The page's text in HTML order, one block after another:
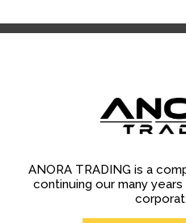
ANORA TRADING is a
continuing our many